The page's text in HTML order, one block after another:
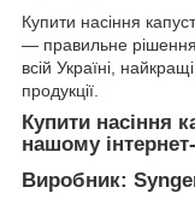
Купити насіння
— правильне
всій Україні,
продукції.
Купити насіння
нашому
Виробник: